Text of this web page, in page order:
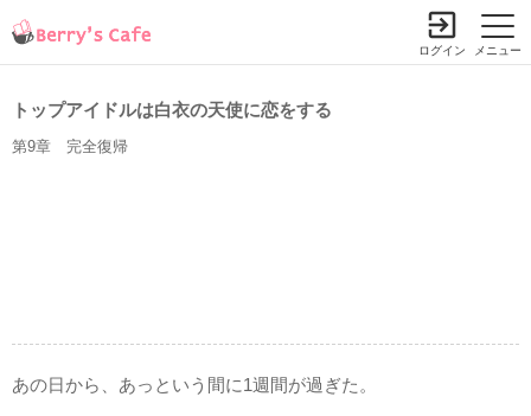
メニュー
ログイン
トップアイドルは白衣の天使に恋をする
第9章 完全復帰
あの日から、あっという間に1週間が過ぎた。